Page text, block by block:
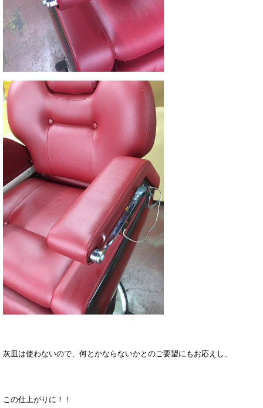
灰皿は使わないので、何とかならないかとのご要望にもお応えし、
この仕上がりに！！